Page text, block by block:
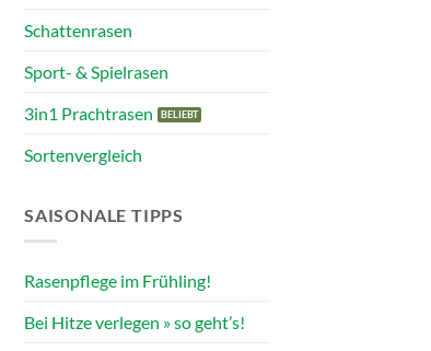
Schattenrasen
Sport- & Spielrasen
3in1 Prachtrasen
Sortenvergleich
SAISONALE TIPPS
Rasenpflege im Frühling!
Bei Hitze verlegen » so geht’s!